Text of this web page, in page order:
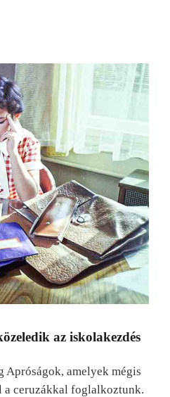
az iskolakezdés
amelyek mégis
a ceruzákkal foglalkoztunk.